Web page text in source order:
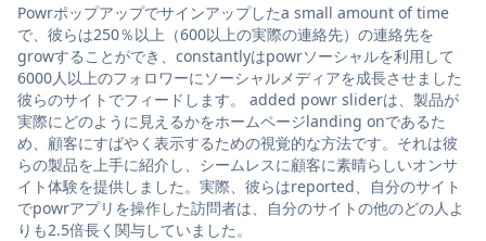
Powrポップアップでサインアップしたa small amount of time
で、彼らは250％以上（600以上の実際の連絡先）の連絡先を
growすることができ、constantlyはpowrソーシャルを利用して
6000人以上のフォロワーにソーシャルメディアを成長させました
彼らのサイトでフィードします。 added powr sliderは、製品が
実際にどのように見えるかをホームページlanding onであるた
め、顧客にすばやく表示するための視覚的な方法です。それは彼
らの製品を上手に紹介し、シームレスに顧客に素晴らしいオンサ
イト体験を提供しました。実際、彼らはreported、自分のサイト
でpowrアプリを操作した訪問者は、自分のサイトの他のどの人よ
りも2.5倍長く関与していました。